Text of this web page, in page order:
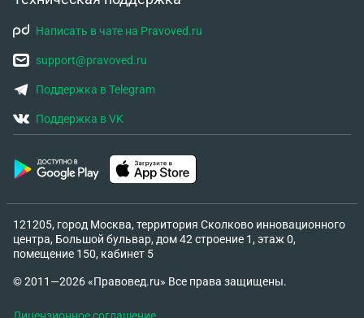
Написать в чате на Pravoved.ru
support@pravoved.ru
Поддержка в Telegram
Поддержка в VK
121205, город Москва, территория Сколково инновационного
центра, Большой бульвар, дом 42 строение 1, этаж 0,
помещение 150, кабинет 5
© 2011—2026 «Правовед.ru» Все права защищены.